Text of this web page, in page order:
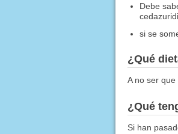
Debe
si se
¿Qué
A no ser
¿Qué
Si han